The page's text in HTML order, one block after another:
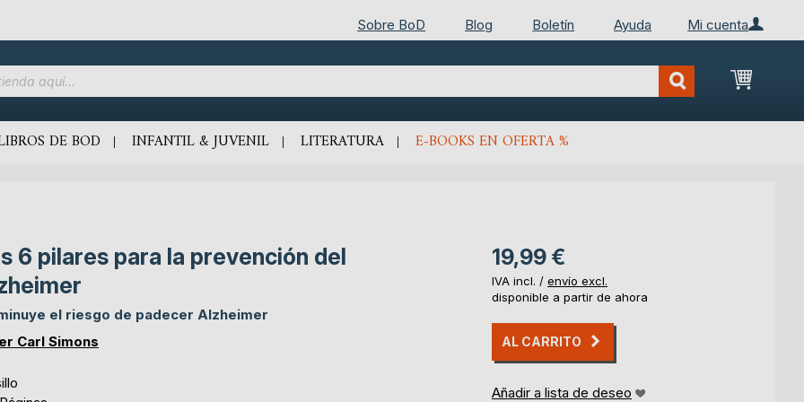
Mi cuenta
Sobre BoD Blog Boletín Ayuda
Mi
DE BOD INFANTIL & JUVENIL LITERATURA E-BOOKS EN OFERTA %
6 pilares para la prevención del
el riesgo de padecer Alzheimer
Carl Simons
19,99 €
IVA incl. / envío excl.
disponible a partir de ahora
AL CARRITO
Añadir a lista de deseo